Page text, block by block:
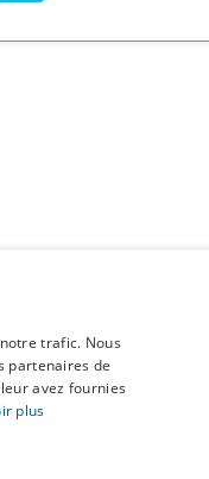
trafic. Nous
partenaires de
avez fournies
plus